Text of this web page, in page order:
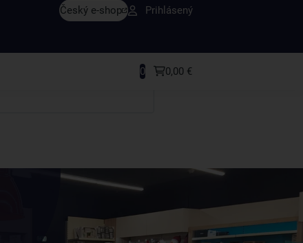
Český e-shop Prihlásený
0 0,00 €